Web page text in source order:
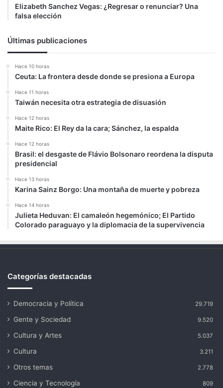
Elizabeth Sanchez Vegas: ¿Regresar o renunciar? Una
falsa elección
Últimas publicaciones
Hace 10 horas
Ceuta: La frontera desde donde se presiona a Europa
Hace 11 horas
Taiwán necesita otra estrategia de disuasión
Hace 12 horas
Maite Rico: El Rey da la cara; Sánchez, la espalda
Hace 12 horas
Brasil: el desgaste de Flávio Bolsonaro reordena la disputa
presidencial
Hace 13 horas
Karina Sainz Borgo: Una montaña de muerte y pobreza
Hace 14 horas
Julieta Heduvan: El camaleón hegemónico; El Partido
Colorado paraguayo y la diplomacia de la supervivencia
Categorías destacadas
Democracia y Política 29.719
Gente y Sociedad 9.520
Cultura y Artes 5.037
Cultura 3.211
Otros temas 2.778
Ciencia y Tecnología 809